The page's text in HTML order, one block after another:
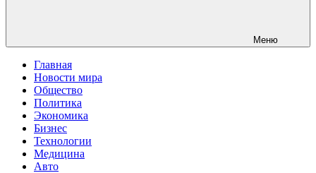
Меню
Главная
Новости мира
Общество
Политика
Экономика
Бизнес
Технологии
Медицина
Авто